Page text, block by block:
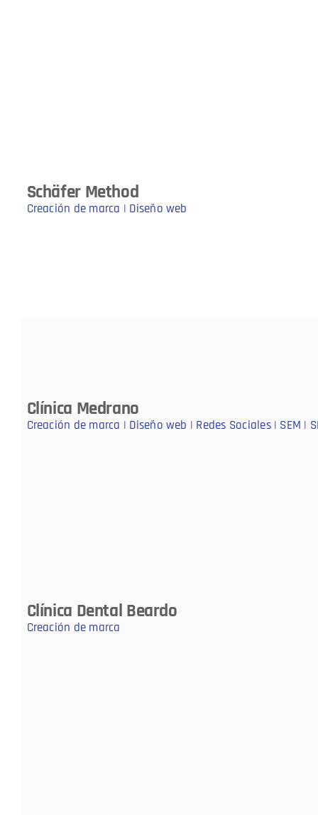
Schäfer Method
Creación de marca | Diseño web
Clínica Medrano
Creación de marca | Diseño web | Redes Sociales | SEM |
Clínica Dental Beardo
Creación de marca